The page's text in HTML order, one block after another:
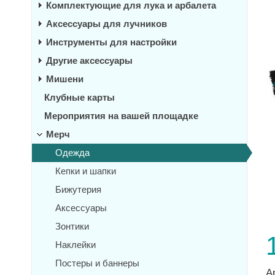
Комплектующие для лука и арбалета
Аксессуары для лучников
Инструменты для настройки
Другие аксессуары
Мишени
Клубные карты
Мероприятия на вашей площадке
Мерч
Одежда
Кепки и шапки
Бижутерия
Аксессуары
Зонтики
Наклейки
Постеры и баннеры